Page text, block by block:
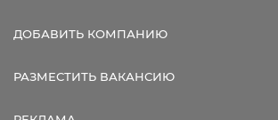
ДОБАВИТЬ КОМПАНИЮ
РАЗМЕСТИТЬ ВАКАНСИЮ